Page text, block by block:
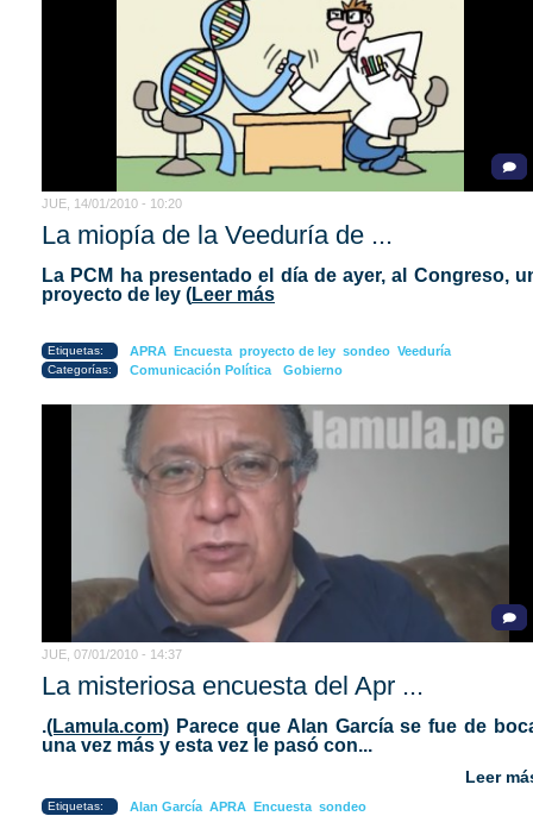
JUE, 14/01/2010 - 10:20
La miopía de la Veeduría de ...
La PCM ha presentado el día de ayer, al Congreso,
proyecto de ley (Leer más
Etiquetas: APRA Encuesta proyecto de ley sondeo Veeduría
Categorías: Comunicación Política Gobierno
JUE, 07/01/2010 - 14:37
La misteriosa encuesta del Apr ...
.(Lamula.com) Parece que Alan García se fue de
una vez más y esta vez le pasó con...
Leer
Etiquetas: Alan García APRA Encuesta sondeo